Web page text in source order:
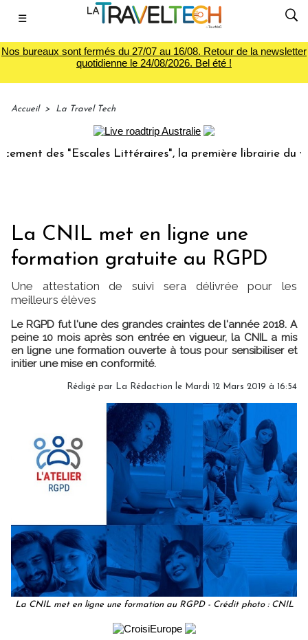
☰
Nos bureaux sont fermés du 27/07 au 16/08. Retour de la newsletter
quotidienne le 24/08/2026. Bel été !
Accueil > La Travel Tech
des "Escales Littéraires", la première librairie du voyage
La CNIL met en ligne une
formation gratuite au RGPD
Une attestation de suivi sera délivrée pour les
meilleurs élèves
Le RGPD fut l'une des grandes craintes de l'année 2018. A
peine 10 mois après son entrée en vigueur, la CNIL a mis
en ligne une formation ouverte à tous pour sensibiliser et
initier une mise en conformité.
Rédigé par La Rédaction le Mardi 12 Mars 2019 à 16:54
La CNIL met en ligne une formation au RGPD - Crédit photo : CNIL